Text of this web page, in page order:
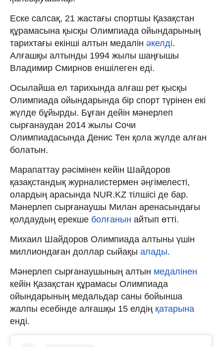
Еске салсақ, 21 жастағы спортшы Қазақстан
құрамасына қысқы Олимпиада ойындарының
тарихтағы екінші алтын медалін әкелді.
Алғашқы алтынды 1994 жылы шаңғышы
Владимир Смирнов еншілеген еді.
Осылайша ел тарихында алғаш рет қысқы
Олимпиада ойындарында бір спорт түрінен екі
жүлде бұйырды. Бұған дейін мәнерлеп
сырғанаудан 2014 жылы Сочи
Олимпиадасында Денис Тен қола жүлде алған
болатын.
Марапаттау рәсімінен кейін Шайдоров
қазақстандық журналистермен әңгімелесті,
олардың арасында NUR.KZ тілшісі де бар.
Мәнерлеп сырғанаушы Милан аренасындағы
қолдаудың ерекше болғанын айтып өтті.
Михаил Шайдоров Олимпиада алтыны үшін
миллиондаған доллар сыйақы алады.
Мәнерлеп сырғанаушының алтын медалінен
кейін Қазақстан құрамасы Олимпиада
ойындарының медальдар саны бойынша
жалпы есебінде алғашқы 15 елдің қатарына
енді.